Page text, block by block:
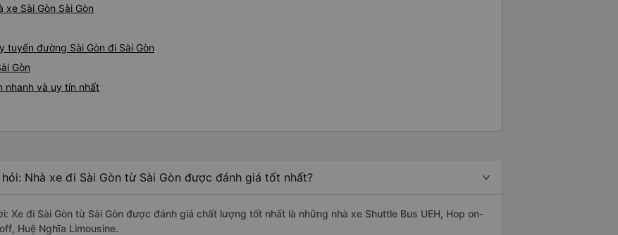
xe Sài Gòn Sài Gòn
đường Sài Gòn đi Sài Gòn
Gòn
nhanh và uy tín nhất
hỏi: Nhà xe đi Sài Gòn từ Sài Gòn được đánh giá tốt nhất?
Xe đi Sài Gòn từ Sài Gòn được đánh giá chất lượng tốt nhất là những nhà xe Shuttle Bus UEH, Hop on-
Huệ Nghĩa Limousine.